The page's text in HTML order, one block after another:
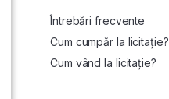
Întrebări frecvente
Cum cumpăr la licitație?
Cum vând la licitație?